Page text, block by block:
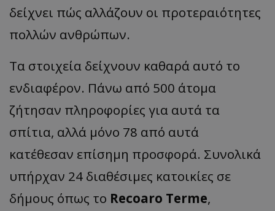
δείχνει πώς αλλάζουν οι προτεραιότητες
πολλών ανθρώπων.
Τα στοιχεία δείχνουν καθαρά αυτό το
ενδιαφέρον. Πάνω από 500 άτομα
ζήτησαν πληροφορίες για αυτά τα
σπίτια, αλλά μόνο 78 από αυτά
κατέθεσαν επίσημη προσφορά. Συνολικά
υπήρχαν 24 διαθέσιμες κατοικίες σε
δήμους όπως το Recoaro Terme,